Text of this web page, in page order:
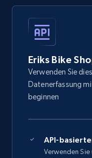
Eriks Bike
Verwenden Sie
Datenerfassung
beginnen
API-
Verwenden Sie